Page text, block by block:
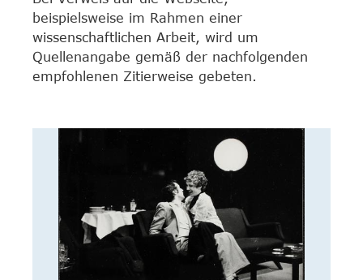
beispielsweise im Rahmen einer
wissenschaftlichen Arbeit, wird um
Quellenangabe gemäß der nachfolgenden
empfohlenen Zitierweise gebeten.